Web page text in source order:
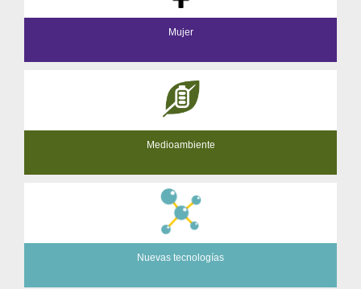
Mujer
Medioambiente
Nuevas tecnologías